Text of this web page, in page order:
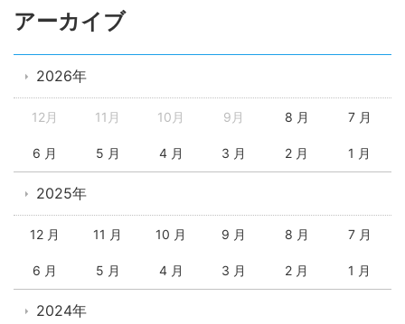
アーカイブ
2026年
12月 11月 10月 9月 8 月 7 月
6 月 5 月 4 月 3 月 2 月 1 月
2025年
12 月 11 月 10 月 9 月 8 月 7 月
6 月 5 月 4 月 3 月 2 月 1 月
2024年